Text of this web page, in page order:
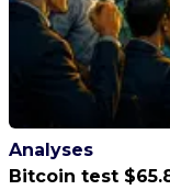
Analyses
Bitcoin test